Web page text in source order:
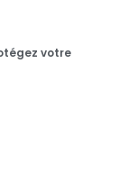
votre